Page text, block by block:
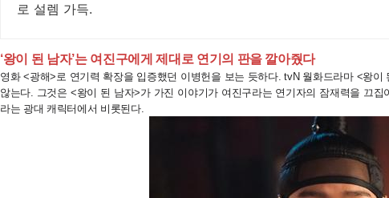
로 설렘 가득.
‘왕이 된 남자’는 여진구에게 제대로 연기의 판을 깔아줬다
영화 <광해>로 연기력 확장을 입증했던 이병헌을 보는 듯하다. tvN 월화드라마 <왕
않는다. 그것은 <왕이 된 남자>가 가진 이야기가 여진구라는 연기자의 잠재력을 끄
라는 광대 캐릭터에서 비롯된다.